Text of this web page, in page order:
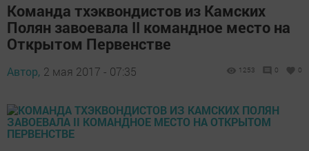
Команда тхэквондистов из Камских
Полян завоевала II командное место на
Открытом Первенстве
Автор, 2 мая 2017 - 07:35 1253 0 0